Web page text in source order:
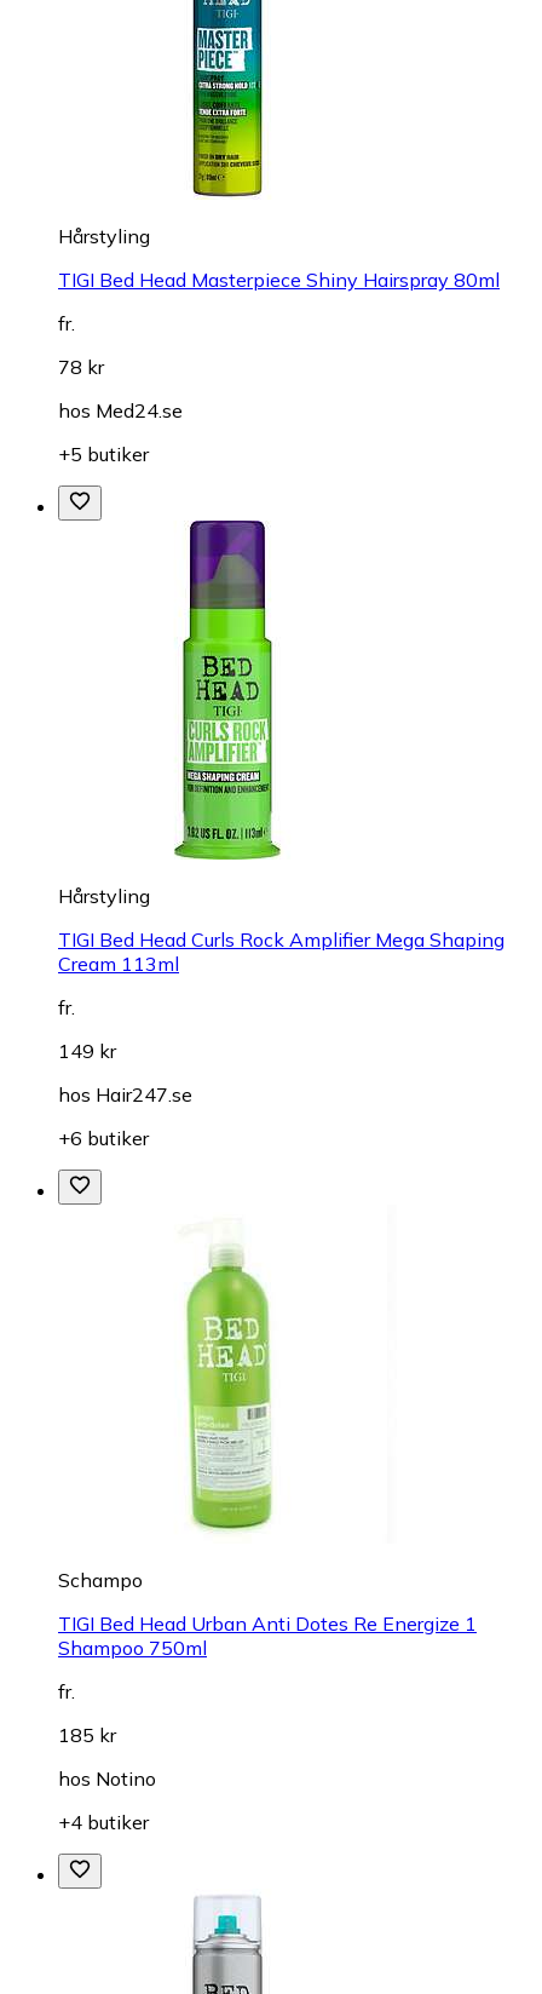
Hårstyling
TIGI Bed Head Masterpiece Shiny Hairspray 80ml
fr.
78 kr
hos Med24.se
+5 butiker
Hårstyling
TIGI Bed Head Curls Rock Amplifier Mega Shaping
Cream 113ml
fr.
149 kr
hos Hair247.se
+6 butiker
Schampo
TIGI Bed Head Urban Anti Dotes Re Energize 1
Shampoo 750ml
fr.
185 kr
hos Notino
+4 butiker